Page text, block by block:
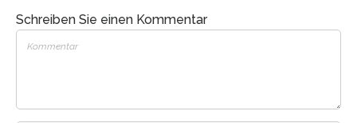
Schreiben Sie einen Kommentar